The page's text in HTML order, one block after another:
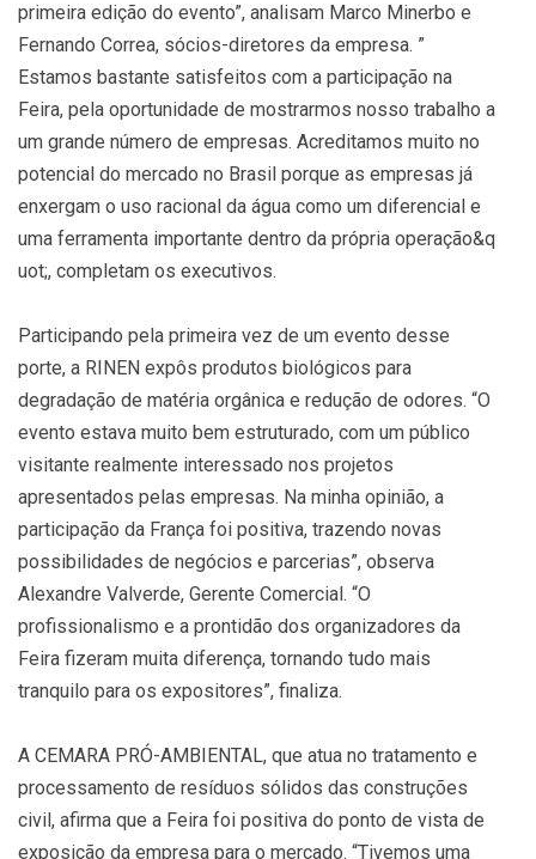
primeira edição do evento”, analisam Marco Minerbo e
Fernando Correa, sócios-diretores da empresa. ”
Estamos bastante satisfeitos com a participação na
Feira, pela oportunidade de mostrarmos nosso trabalho a
um grande número de empresas. Acreditamos muito no
potencial do mercado no Brasil porque as empresas já
enxergam o uso racional da água como um diferencial e
uma ferramenta importante dentro da própria operação&q
uot;, completam os executivos.
Participando pela primeira vez de um evento desse
porte, a RINEN expôs produtos biológicos para
degradação de matéria orgânica e redução de odores. “O
evento estava muito bem estruturado, com um público
visitante realmente interessado nos projetos
apresentados pelas empresas. Na minha opinião, a
participação da França foi positiva, trazendo novas
possibilidades de negócios e parcerias”, observa
Alexandre Valverde, Gerente Comercial. “O
profissionalismo e a prontidão dos organizadores da
Feira fizeram muita diferença, tornando tudo mais
tranquilo para os expositores”, finaliza.
A CEMARA PRÓ-AMBIENTAL, que atua no tratamento e
processamento de resíduos sólidos das construções
civil, afirma que a Feira foi positiva do ponto de vista de
exposição da empresa para o mercado. “Tivemos uma